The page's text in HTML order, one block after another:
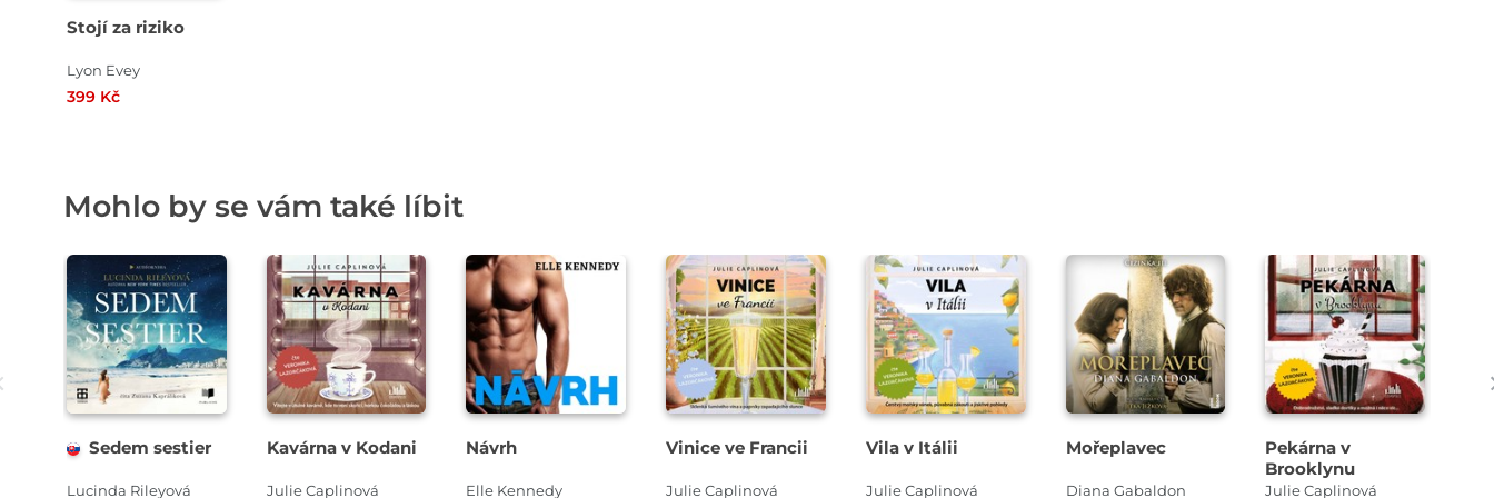
Stojí za riziko
Lyon Evey
399 Kč
Mohlo by se vám také líbit
Sedem sestier
Lucinda Rileyová
Přehrát
ukázku
Kavárna v Kodani
Julie Caplinová
Přehrát
ukázku
Návrh
Elle Kennedy
Přehrát
ukázku
Vinice ve Francii
Julie Caplinová
Přehrát
ukázku
Vila v Itálii
Julie Caplinová
Přehrát
ukázku
Mořeplavec
Diana Gabaldon
Přehrát
ukázku
Pekárna v
Brooklynu
Julie Caplinová
Přehrát
ukázku